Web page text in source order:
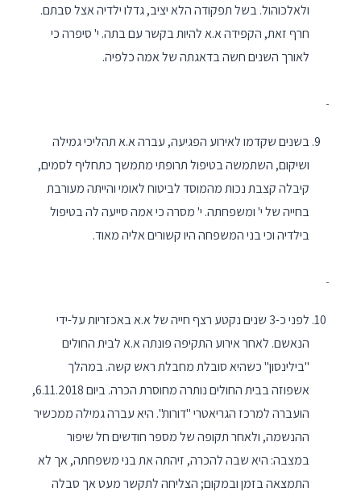
ולאלכוהול. בשל תפקודה הלא יציב, גדלו ילדיה אצל סבתם.
חרף זאת, הקפידה א.א להיות בקשר עם בתה. י' סיפרה כי
לאורך השנים חשה בדאגתה של אמה כלפיה.
בשנים שקדמו לאירוע הפגיעה, עברה א.א תהליכי גמילה
ושיקום, השתמשה בטיפול תרופתי מתמשך כתחליף לסמים,
קיבלה קצבת נכות מהמוסד לביטוח לאומי והייתה מעורבת
בחייה של י' ומשפחתה. י' מסרה כי אמה סייעה לה בטיפול
בילדיה וכי בני המשפחה היו קשורים אליה מאוד.
לפני כ-3 שנים נקטע רצף חייה של א.א באכזריות על-ידי
הנאשם. לאחר אירוע התקיפה פונתה א.א לבית החולים
"בילינסון" כשהיא סובלת מחבלת ראש קשה. במהלך
אשפוזה בבית החולים נותרה מחוסרת הכרה. ביום 6.11.2018,
הועברה למרכז הגריאטרי "דורות". היא עברה גמילה ממכשיר
ההנשמה, ולאחר תקופה של מספר חודשים חל שיפור
במצבה: היא שבה להכרה, זיהתה את בני משפחתה, אך לא
התמצאה בזמן ובמקום; הצליחה לתקשר מעט אך סבלה